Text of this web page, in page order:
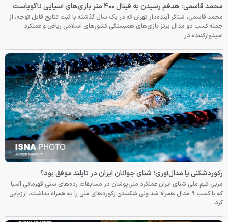
محمد قاسمی: هدفم رسیدن به فینال ۴۰۰ متر بازی‌های آسیایی ناگویاست
محمد قاسمی، شناگر آینده‌دار تهران که در یک سال گذشته با ثبت نتایج قابل توجه، از
جمله کسب دو مدال برنز بازی‌های همبستگی کشورهای اسلامی ریاض و عملکرد
امیدوارکننده در
رکوردشکنی یا مدال‌آوری؛ شنای جوانان ایران در تایلند موفق بود؟
مربی تیم ملی شنای ایران عملکرد ملی‌پوشان در مسابقات رده‌های سنی قهرمانی آسیا
که با کسب ۹ مدال همراه شد ولی شکستن رکوردهای ملی را به همراه نداشت، ارزیابی
کرد.